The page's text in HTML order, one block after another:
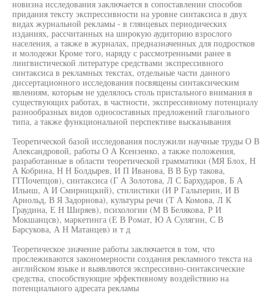
новизна исследования заключается в сопоставлении способов
придания тексту экспрессивности на уровне синтаксиса в двух
видах журнальной рекламы - в глянцевых периодических
изданиях, рассчитанных на широкую аудиторию взрослого
населения, а также в журналах, предназначенных для подростков
и молодежи Кроме того, наряду с рассмотренными ранее в
лингвистической литературе средствами экспрессивного
синтаксиса в рекламных текстах, отдельные части данного
диссертационного исследования посвящены синтаксическим
явлениям, которым не уделялось столь пристального внимания в
существующих работах, в частности, экспрессивному потенциалу
разнообразных видов односоставных предложений глагольного
типа, а также функциональной перспективе высказывания
Теоретической базой исследования послужили научные труды О В
Александровой, работы О А Ксензенко, а также положения,
разработанные в области теоретической грамматики (МЯ Блох, Н
А Кобрина, Н Н Болдырев, И П Иванова, В В Бур такова,
ГГПочепцов), синтаксиса (Г А Золотова, Л С Бархударов, Б А
Ильиш, А И Смирницкий), стилистики (И Р Гальперин, И В
Арнольд, В Я Задорнова), культуры речи (Т А Комова, Л К
Граудина, Е Н Ширяев), психологии (М В Белякова, Р И
Мокшанцсв), маркетинга (Е В Ромат, Ю А Сулягин, С В
Барсукова, А Н Матанцев) и т д
Теоретическое значение работы заключается в том, что
прослеживаются закономерности создания рекламного текста на
английском языке и выявляются экспрессивно-синтаксические
средства, способствующие эффективному воздействию на
потенциального адресата рекламы